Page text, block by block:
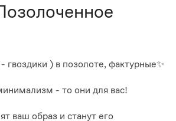
гвоздики ) в позолоте, фактурные✨
- то они для вас!
ваш образ и станут его